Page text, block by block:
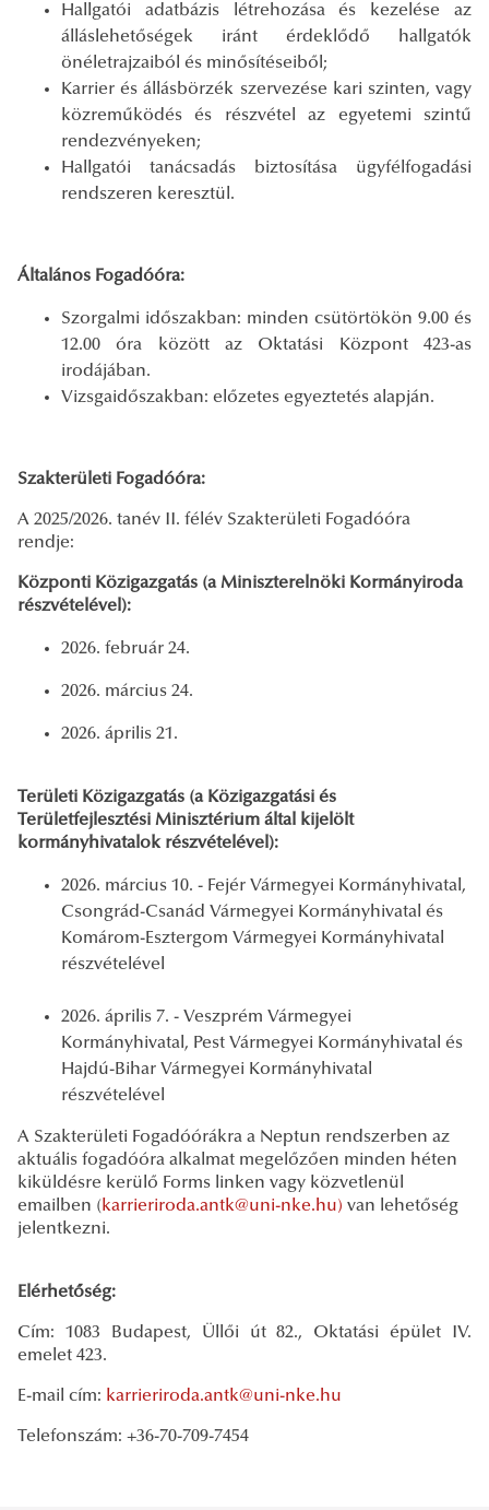
Hallgatói adatbázis létrehozása és kezelése az
álláslehetőségek iránt érdeklődő hallgatók
önéletrajzaiból és minősítéseiből;
Karrier és állásbörzék szervezése kari szinten, vagy
közreműködés és részvétel az egyetemi szintű
rendezvényeken;
Hallgatói tanácsadás biztosítása ügyfélfogadási
rendszeren keresztül.
Általános Fogadóóra:
Szorgalmi időszakban: minden csütörtökön 9.00 és
12.00 óra között az Oktatási Központ 423-as
irodájában.
Vizsgaidőszakban: előzetes egyeztetés alapján.
Szakterületi Fogadóóra:
A 2025/2026. tanév II. félév Szakterületi Fogadóóra
rendje:
Központi Közigazgatás (a Miniszterelnöki Kormányiroda
részvételével):
2026. február 24.
2026. március 24.
2026. április 21.
Területi Közigazgatás (a Közigazgatási és
Területfejlesztési Minisztérium által kijelölt
kormányhivatalok részvételével):
2026. március 10. - Fejér Vármegyei Kormányhivatal,
Csongrád-Csanád Vármegyei Kormányhivatal és
Komárom-Esztergom Vármegyei Kormányhivatal
részvételével
2026. április 7. - Veszprém Vármegyei
Kormányhivatal, Pest Vármegyei Kormányhivatal és
Hajdú-Bihar Vármegyei Kormányhivatal
részvételével
A Szakterületi Fogadóórákra a Neptun rendszerben az
aktuális fogadóóra alkalmat megelőzően minden héten
kiküldésre kerülő Forms linken vagy közvetlenül
emailben (karrieriroda.antk@uni-nke.hu) van lehetőség
jelentkezni.
Elérhetőség:
Cím: 1083 Budapest, Üllői út 82., Oktatási épület IV.
emelet 423.
E-mail cím: karrieriroda.antk@uni-nke.hu
Telefonszám: +36-70-709-7454